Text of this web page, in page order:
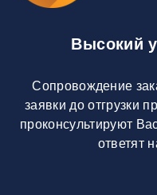
Высокий
Сопровождение
заявки до отгрузки
проконсультируют
ответят